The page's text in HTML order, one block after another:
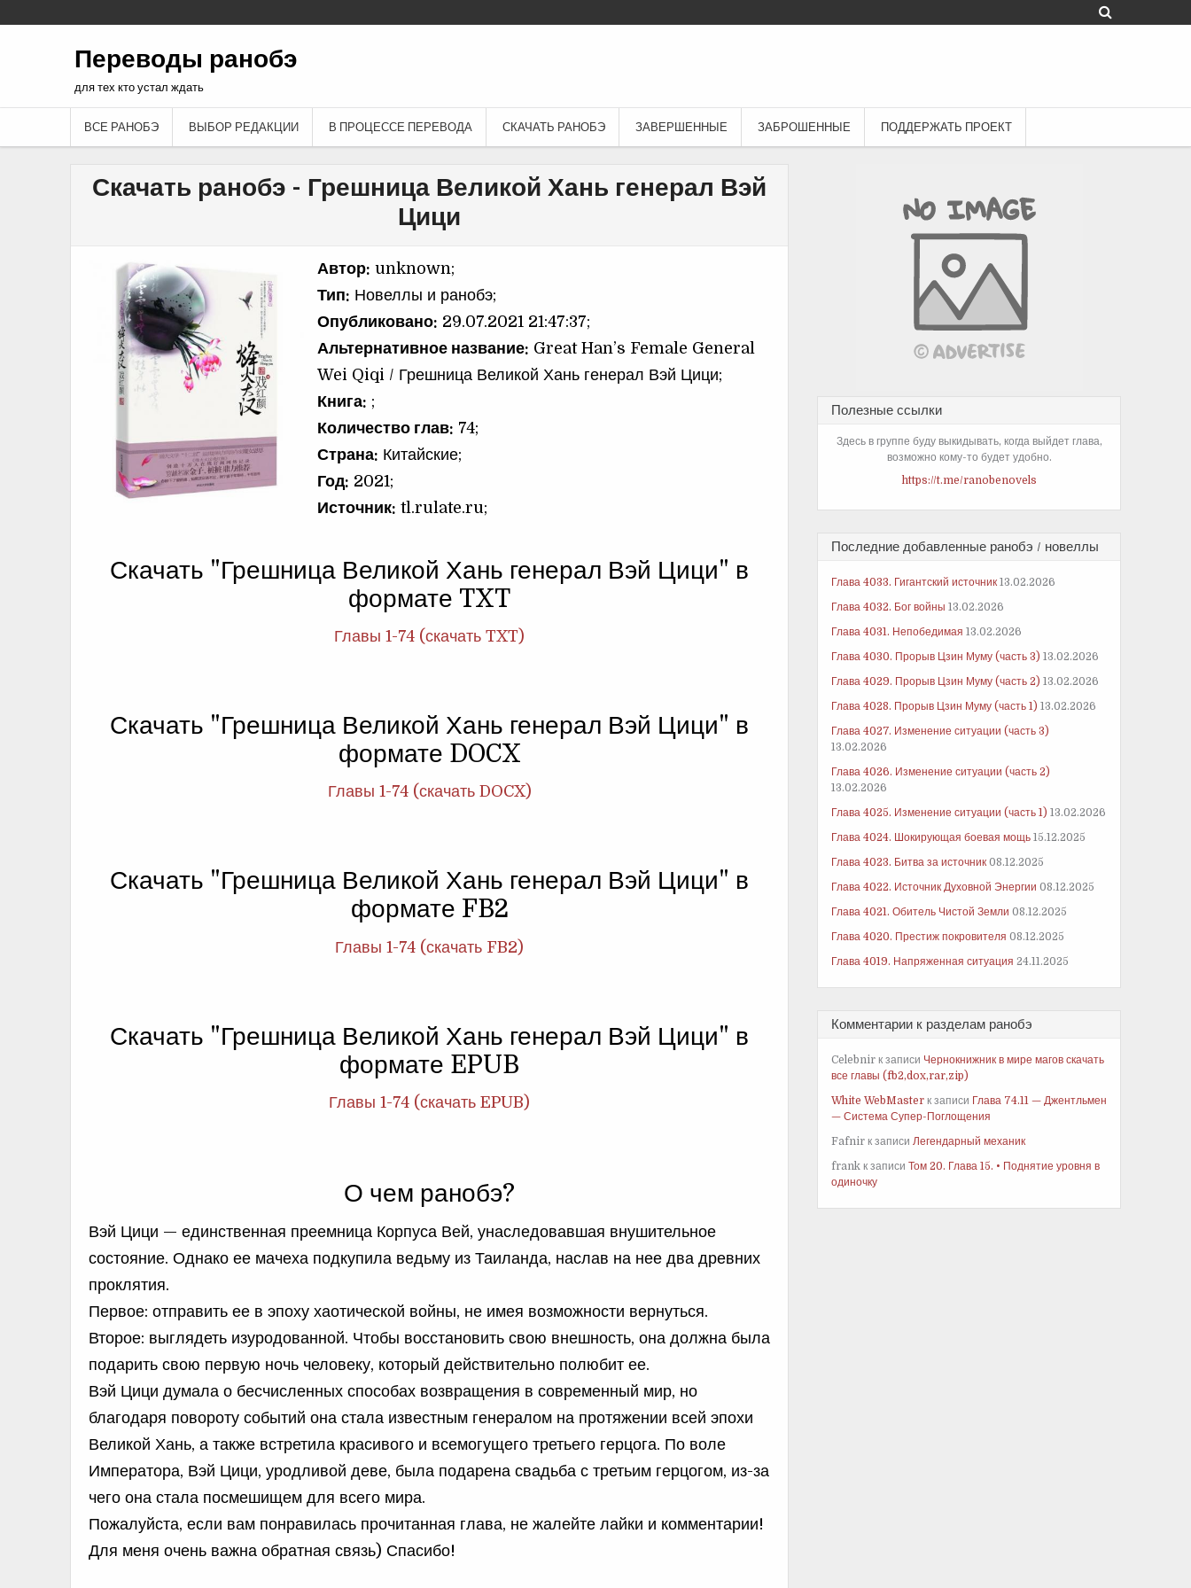
Переводы ранобэ
для тех кто устал ждать
ВСЕ РАНОБЭ ВЫБОР РЕДАКЦИИ В ПРОЦЕССЕ ПЕРЕВОДА СКАЧАТЬ РАНОБЭ ЗАВЕРШЕННЫЕ ЗАБРОШЕННЫЕ ПОДДЕРЖАТЬ ПРОЕКТ
Скачать ранобэ - Грешница Великой Хань генерал Вэй
Цици
Автор: unknown;
Тип: Новеллы и ранобэ;
Опубликовано: 29.07.2021 21:47:37;
Альтернативное название: Great Han’s Female General
Wei Qiqi / Грешница Великой Хань генерал Вэй Цици;
Книга: ;
Количество глав: 74;
Страна: Китайские;
Год: 2021;
Источник: tl.rulate.ru;
Скачать "Грешница Великой Хань генерал Вэй Цици" в
формате TXT
Главы 1-74 (скачать TXT)
Скачать "Грешница Великой Хань генерал Вэй Цици" в
формате DOCX
Главы 1-74 (скачать DOCX)
Скачать "Грешница Великой Хань генерал Вэй Цици" в
формате FB2
Главы 1-74 (скачать FB2)
Скачать "Грешница Великой Хань генерал Вэй Цици" в
формате EPUB
Главы 1-74 (скачать EPUB)
О чем ранобэ?
Вэй Цици — единственная преемница Корпуса Вей, унаследовавшая внушительное
состояние. Однако ее мачеха подкупила ведьму из Таиланда, наслав на нее два древних
проклятия.
Первое: отправить ее в эпоху хаотической войны, не имея возможности вернуться.
Второе: выглядеть изуродованной. Чтобы восстановить свою внешность, она должна была
подарить свою первую ночь человеку, который действительно полюбит ее.
Вэй Цици думала о бесчисленных способах возвращения в современный мир, но
благодаря повороту событий она стала известным генералом на протяжении всей эпохи
Великой Хань, а также встретила красивого и всемогущего третьего герцога. По воле
Императора, Вэй Цици, уродливой деве, была подарена свадьба с третьим герцогом, из-за
чего она стала посмешищем для всего мира.
Пожалуйста, если вам понравилась прочитанная глава, не жалейте лайки и комментарии!
Для меня очень важна обратная связь) Спасибо!
Полезные ссылки
Здесь в группе буду выкидывать, когда выйдет глава,
возможно кому-то будет удобно.
https://t.me/ranobenovels
Последние добавленные ранобэ / новеллы
Глава 4033. Гигантский источник 13.02.2026
Глава 4032. Бог войны 13.02.2026
Глава 4031. Непобедимая 13.02.2026
Глава 4030. Прорыв Цзин Муму (часть 3) 13.02.2026
Глава 4029. Прорыв Цзин Муму (часть 2) 13.02.2026
Глава 4028. Прорыв Цзин Муму (часть 1) 13.02.2026
Глава 4027. Изменение ситуации (часть 3)
13.02.2026
Глава 4026. Изменение ситуации (часть 2)
13.02.2026
Глава 4025. Изменение ситуации (часть 1) 13.02.2026
Глава 4024. Шокирующая боевая мощь 15.12.2025
Глава 4023. Битва за источник 08.12.2025
Глава 4022. Источник Духовной Энергии 08.12.2025
Глава 4021. Обитель Чистой Земли 08.12.2025
Глава 4020. Престиж покровителя 08.12.2025
Глава 4019. Напряженная ситуация 24.11.2025
Комментарии к разделам ранобэ
Celebnir к записи Чернокнижник в мире магов скачать
все главы (fb2,dox,rar,zip)
White WebMaster к записи Глава 74.11 — Джентльмен
— Система Супер-Поглощения
Fafnir к записи Легендарный механик
frank к записи Том 20. Глава 15. • Поднятие уровня в
одиночку